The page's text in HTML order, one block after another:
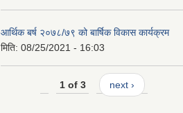
आर्थिक बर्ष २०७८/७९ को बार्षिक विकास कार्यक्रम
मिति: 08/25/2021 - 16:03
1 of 3 next ›